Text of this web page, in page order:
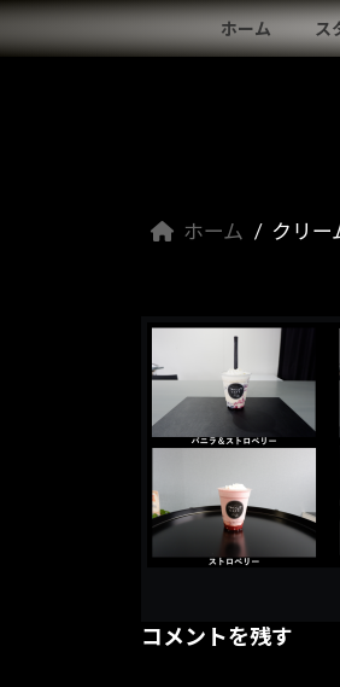
コ
ン
ナ
ビ
ホーム ス
ホーム クリ
コメントを残す